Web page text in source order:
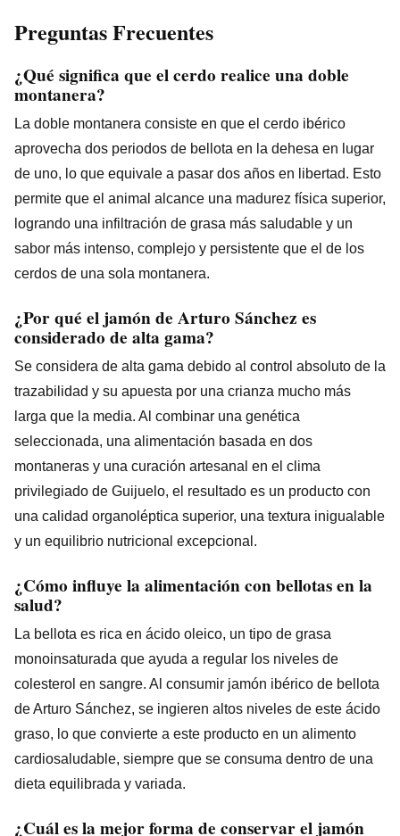
Preguntas Frecuentes
¿Qué significa que el cerdo realice una doble
montanera?
La doble montanera consiste en que el cerdo ibérico
aprovecha dos periodos de bellota en la dehesa en lugar
de uno, lo que equivale a pasar dos años en libertad. Esto
permite que el animal alcance una madurez física superior,
logrando una infiltración de grasa más saludable y un
sabor más intenso, complejo y persistente que el de los
cerdos de una sola montanera.
¿Por qué el jamón de Arturo Sánchez es
considerado de alta gama?
Se considera de alta gama debido al control absoluto de la
trazabilidad y su apuesta por una crianza mucho más
larga que la media. Al combinar una genética
seleccionada, una alimentación basada en dos
montaneras y una curación artesanal en el clima
privilegiado de Guijuelo, el resultado es un producto con
una calidad organoléptica superior, una textura inigualable
y un equilibrio nutricional excepcional.
¿Cómo influye la alimentación con bellotas en la
salud?
La bellota es rica en ácido oleico, un tipo de grasa
monoinsaturada que ayuda a regular los niveles de
colesterol en sangre. Al consumir jamón ibérico de bellota
de Arturo Sánchez, se ingieren altos niveles de este ácido
graso, lo que convierte a este producto en un alimento
cardiosaludable, siempre que se consuma dentro de una
dieta equilibrada y variada.
¿Cuál es la mejor forma de conservar el jamón